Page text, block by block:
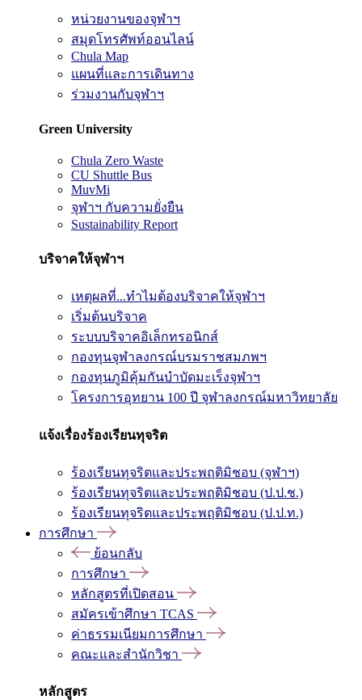
หน่วยงานของจุฬาฯ
สมุดโทรศัพท์ออนไลน์
Chula Map
แผนที่และการเดินทาง
ร่วมงานกับจุฬาฯ
Green University
Chula Zero Waste
CU Shuttle Bus
MuvMi
จุฬาฯ กับความยั่งยืน
Sustainability Report
บริจาคให้จุฬาฯ
เหตุผลที่...ทำไมต้องบริจาคให้จุฬาฯ
เริ่มต้นบริจาค
ระบบบริจาคอิเล็กทรอนิกส์
กองทุนจุฬาลงกรณ์บรมราชสมภพฯ
กองทุนภูมิคุ้มกันบำบัดมะเร็งจุฬาฯ
โครงการอุทยาน 100 ปี จุฬาลงกรณ์มหาวิทยาลัย
แจ้งเรื่องร้องเรียนทุจริต
ร้องเรียนทุจริตและประพฤติมิชอบ (จุฬาฯ)
ร้องเรียนทุจริตและประพฤติมิชอบ (ป.ป.ช.)
ร้องเรียนทุจริตและประพฤติมิชอบ (ป.ป.ท.)
การศึกษา
ย้อนกลับ
การศึกษา
หลักสูตรที่เปิดสอน
สมัครเข้าศึกษา TCAS
ค่าธรรมเนียมการศึกษา
คณะและสำนักวิชา
หลักสูตร